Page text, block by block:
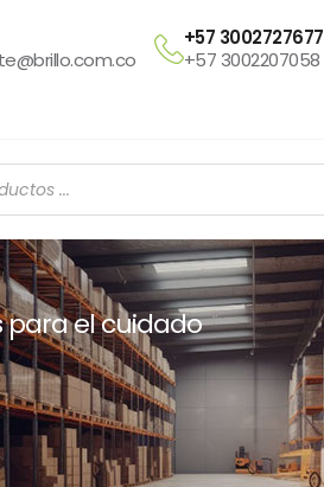
+57 3002727677
+57 3002207058
para el cuidado